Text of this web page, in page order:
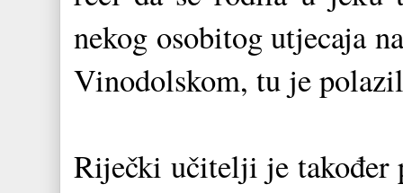
nekog osobitog utjecaja
Vinodolskom, tu je
Riječki učitelji je također